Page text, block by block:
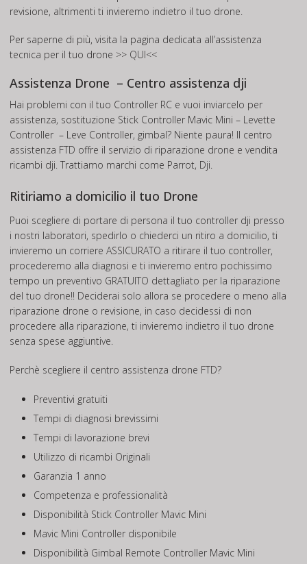
revisione, altrimenti ti invieremo indietro il tuo drone.
Per saperne di più, visita la pagina dedicata all’assistenza
tecnica per il tuo drone >> QUI<<
Assistenza Drone – Centro assistenza dji
Hai problemi con il tuo Controller RC e vuoi inviarcelo per
assistenza, sostituzione Stick Controller Mavic Mini – Levette
Controller – Leve Controller, gimbal? Niente paura! Il centro
assistenza FTD offre il servizio di riparazione drone e vendita
ricambi dji. Trattiamo marchi come Parrot, Dji.
Ritiriamo a domicilio il tuo Drone
Puoi scegliere di portare di persona il tuo controller dji presso
i nostri laboratori, spedirlo o chiederci un ritiro a domicilio, ti
invieremo un corriere ASSICURATO a ritirare il tuo controller,
procederemo alla diagnosi e ti invieremo entro pochissimo
tempo un preventivo GRATUITO dettagliato per la riparazione
del tuo drone!! Deciderai solo allora se procedere o meno alla
riparazione drone o revisione, in caso decidessi di non
procedere alla riparazione, ti invieremo indietro il tuo drone
senza spese aggiuntive.
Perchè scegliere il centro assistenza drone FTD?
Preventivi gratuiti
Tempi di diagnosi brevissimi
Tempi di lavorazione brevi
Utilizzo di ricambi Originali
Garanzia 1 anno
Competenza e professionalità
Disponibilità Stick Controller Mavic Mini
Mavic Mini Controller disponibile
Disponibilità Gimbal Remote Controller Mavic Mini